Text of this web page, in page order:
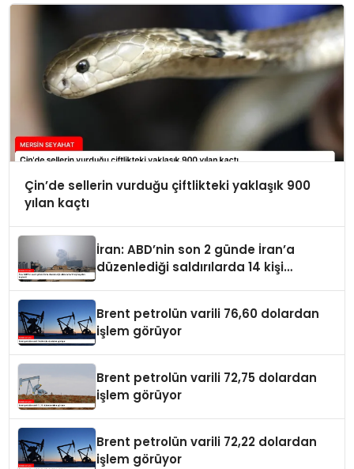
Çin’de sellerin vurduğu çiftlikteki yaklaşık 900
yılan kaçtı
İran: ABD’nin son 2 günde İran’a
düzenlediği saldırılarda 14 kişi
Brent petrolün varili 76,60 dolardan
işlem görüyor
Brent petrolün varili 72,75 dolardan
işlem görüyor
Brent petrolün varili 72,22 dolardan
işlem görüyor